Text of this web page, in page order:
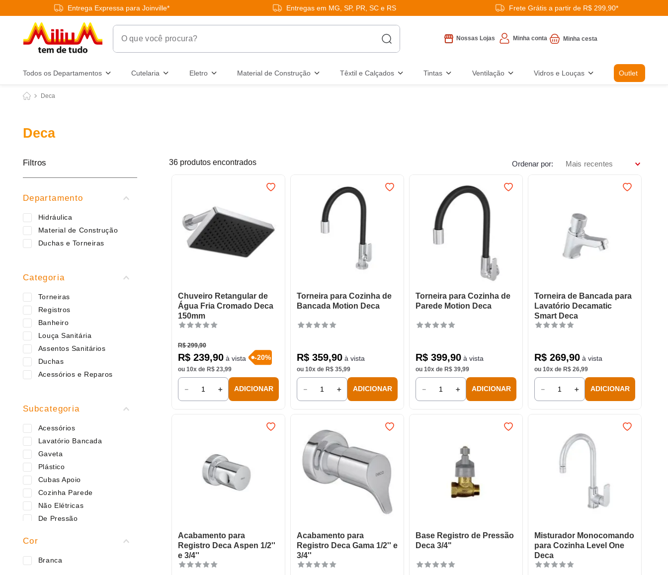
Entrega Expressa para Joinville* Entregas em MG, SP, PR, SC e RS Frete Grátis a partir de R$ 299,90*
O que você procura?
Nossas Lojas Minha conta
Todos os Departamentos Cutelaria Eletro Material de Construção Têxtil e Calçados Tintas Ventilação Vidros e Louças Outlet
Deca
Deca
Filtros
Departamento
Hidráulica
Material de Construção
Duchas e Torneiras
Categoria
Torneiras
Registros
Banheiro
Louça Sanitária
Assentos Sanitários
Duchas
Acessórios e Reparos
Subcategoria
Acessórios
Lavatório Bancada
Gaveta
Plástico
Cubas Apoio
Cozinha Parede
Não Elétricas
De Pressão
Acessórios de Registros
Cor
Branca
36 produtos Ordenar por Mais recentes
Chuveiro Retangular de
Água Fria Cromado Deca
150mm
R$ 299,90
R$ 239,90à vista -20%
ou 10x de R$ 23,99
＋
－ ADICIONAR
Torneira para Cozinha de
Bancada Motion Deca
R$ 359,90à vista
ou 10x de R$ 35,99
＋
－ ADICIONAR
Torneira para Cozinha de
Parede Motion Deca
R$ 399,90à vista
ou 10x de R$ 39,99
＋
－ ADICIONAR
Torneira de Bancada para
Lavatório Decamatic
Smart Deca
R$ 269,90à vista
ou 10x de R$ 26,99
＋
－ ADICIONAR
Acabamento para
Registro Deca Aspen 1/2''
e 3/4''
Acabamento para
Registro Deca Gama 1/2'' e
3/4''
Base Registro de Pressão
Deca 3/4"
Misturador Monocomando
para Cozinha Level One
Deca